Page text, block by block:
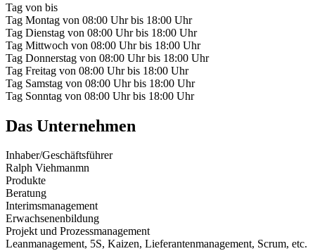
Tag von bis
Tag Montag von 08:00 Uhr bis 18:00 Uhr
Tag Dienstag von 08:00 Uhr bis 18:00 Uhr
Tag Mittwoch von 08:00 Uhr bis 18:00 Uhr
Tag Donnerstag von 08:00 Uhr bis 18:00 Uhr
Tag Freitag von 08:00 Uhr bis 18:00 Uhr
Tag Samstag von 08:00 Uhr bis 18:00 Uhr
Tag Sonntag von 08:00 Uhr bis 18:00 Uhr
Das Unternehmen
Inhaber/Geschäftsführer
Ralph Viehmanmn
Produkte
Beratung
Interimsmanagement
Erwachsenenbildung
Projekt und Prozessmanagement
Leanmanagement, 5S, Kaizen, Lieferantenmanagement, Scrum, etc.